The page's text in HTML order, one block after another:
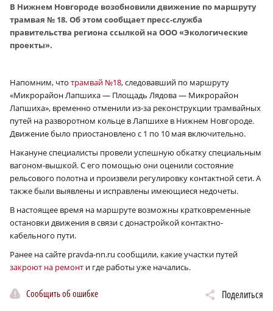
В Нижнем Новгороде возобновили движение по маршруту
трамвая № 18. Об этом сообщает пресс-служба
правительства региона ссылкой на ООО «Экологические
проекты».
Напомним, что трамвай №18, следовавший по маршруту
«Микрорайон Лапшиха — Площадь Лядова — Микрорайон
Лапшиха», временно отменили из-за реконструкции трамвайных
путей на разворотном кольце в Лапшихе в Нижнем Новгороде.
Движение было приостановлено с 1 по 10 мая включительно.
Накануне специалисты провели успешную обкатку специальным
вагоном-вышкой. С его помощью они оценили состояние
рельсового полотна и произвели регулировку контактной сети. А
также были выявлены и исправлены имеющиеся недочеты.
В настоящее время на маршруте возможны кратковременные
остановки движения в связи с донастройкой контактно-
кабельного пути.
Ранее на сайте pravda-nn.ru сообщили, какие участки путей
закроют на ремонт и где работы уже начались.
Сообщить об ошибке Поделиться